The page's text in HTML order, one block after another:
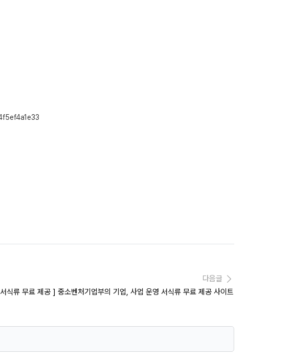
다음글
식류 무료 제공 ] 중소벤처기업부의 기업, 사업 운영 서식류 무료 제공 사이트